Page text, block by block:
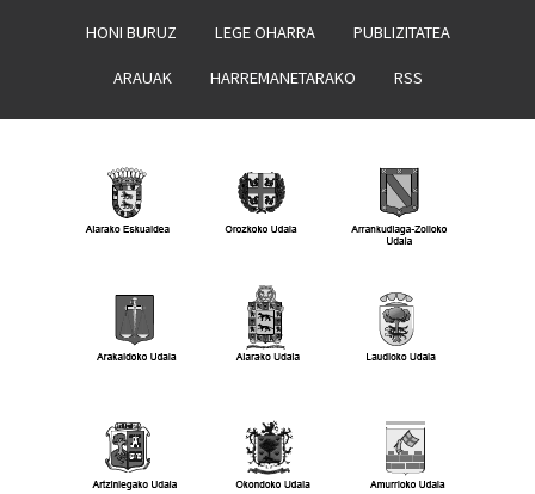
HONI BURUZ LEGE OHARRA PUBLIZITATEA
ARAUAK HARREMANETARAKO RSS